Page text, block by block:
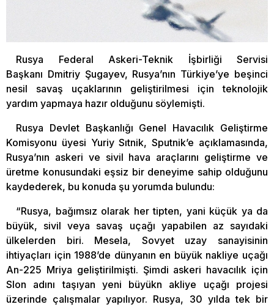
Rusya Federal Askeri-Teknik İşbirliği Servisi
Başkanı Dmitriy Şugayev, Rusya’nın Türkiye’ye beşinci
nesil savaş uçaklarının geliştirilmesi için teknolojik
yardım yapmaya hazır olduğunu söylemişti.
Rusya Devlet Başkanlığı Genel Havacılık Geliştirme
Komisyonu üyesi Yuriy Sıtnik, Sputnik’e açıklamasında,
Rusya’nın askeri ve sivil hava araçlarını geliştirme ve
üretme konusundaki eşsiz bir deneyime sahip olduğunu
kaydederek, bu konuda şu yorumda bulundu:
“Rusya, bağımsız olarak her tipten, yani küçük ya da
büyük, sivil veya savaş uçağı yapabilen az sayıdaki
ülkelerden biri. Mesela, Sovyet uzay sanayisinin
ihtiyaçları için 1988’de dünyanın en büyük nakliye uçağı
An-225 Mriya geliştirilmişti. Şimdi askeri havacılık için
Slon adını taşıyan yeni büyükn akliye uçağı projesi
üzerinde çalışmalar yapılıyor. Rusya, 30 yılda tek bir